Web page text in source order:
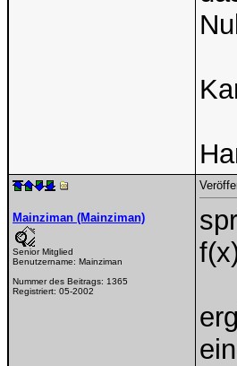
Mainziman (Mainziman)
Senior Mitglied
Benutzername: Mainziman
Nummer des Beitrags: 1365
Registriert: 05-2002